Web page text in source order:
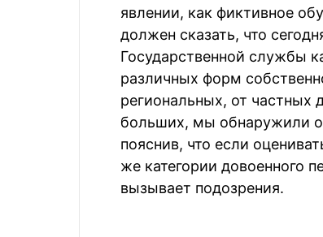
явлении, как фиктивное
должен сказать, что
Государственной службы
различных форм
региональных, от частных
больших, мы обнаружили
пояснив, что если
же категории довоенного
вызывает подозрения.